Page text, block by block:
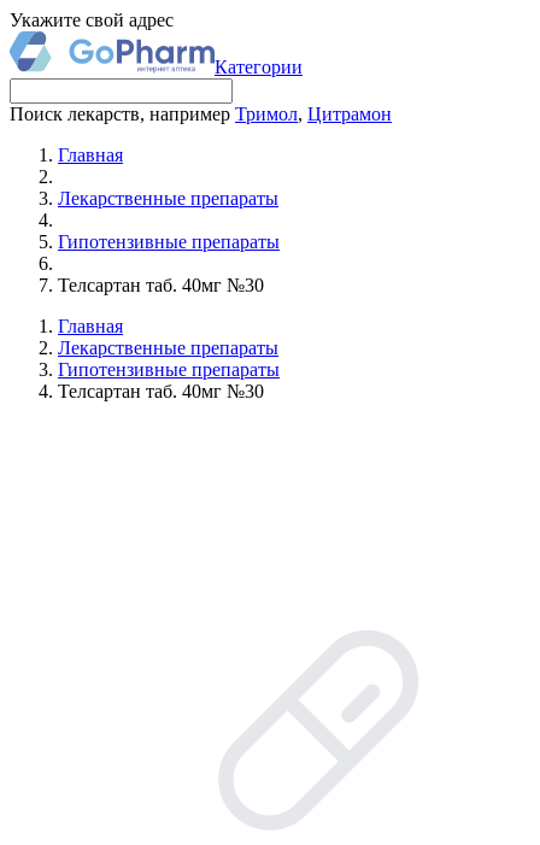
Укажите свой адрес
Категории
Поиск лекарств, например Тримол, Цитрамон
Главная
Лекарственные препараты
Гипотензивные препараты
Телсартан таб. 40мг №30
Главная
Лекарственные препараты
Гипотензивные препараты
Телсартан таб. 40мг №30